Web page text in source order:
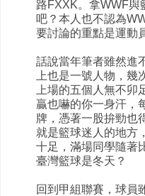
路FXXK。拿WWF與
吧？本人也不認為
要討論的重點是運動
話說當年筆者雖然進
上也是一號人物，
上場的五個人無不
贏也嚇的你一身汗，
牌，憑著一股拚勁也
就是籃球迷人的地方
十足，滿場同學隨著
臺灣籃球是冬天？
回到甲組聯賽，球員